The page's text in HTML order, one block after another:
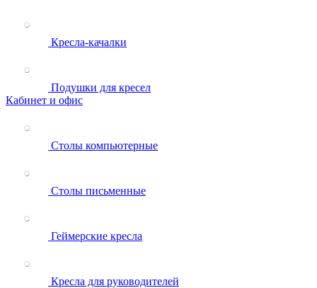
Кресла-качалки
Подушки для кресел
Кабинет и офис
Столы компьютерные
Столы письменные
Геймерские кресла
Кресла для руководителей